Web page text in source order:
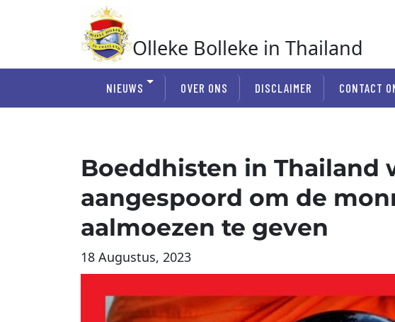
Olleke Bolleke in Thailand
NIEUWS OVER ONS DISCLAIMER CONTACT
Boeddhisten in Thailand
aangespoord om de
aalmoezen te geven
18 Augustus, 2023